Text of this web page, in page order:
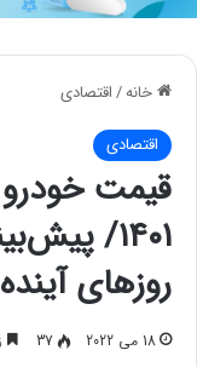
خانه/اقتصادی
اقتصادی
۱۴۰۱/
روزهای آینده
18 می 2022 37